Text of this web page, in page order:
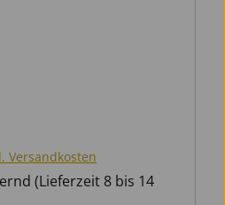
Versandkosten
(Lieferzeit 8 bis 14